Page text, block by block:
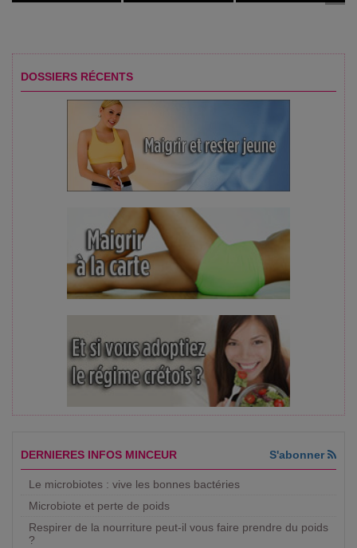
DOSSIERS RÉCENTS
DERNIERES INFOS MINCEUR S'abonner
Le microbiotes : vive les bonnes bactéries
Microbiote et perte de poids
Respirer de la nourriture peut-il vous faire prendre du poids
?